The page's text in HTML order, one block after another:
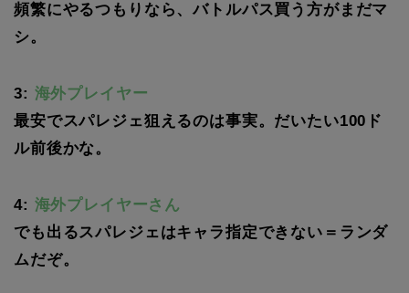
頻繁にやるつもりなら、バトルパス買う方がまだマ
シ。
3: 海外プレイヤー
最安でスパレジェ狙えるのは事実。だいたい100ド
ル前後かな。
4: 海外プレイヤーさん
でも出るスパレジェはキャラ指定できない＝ランダ
ムだぞ。